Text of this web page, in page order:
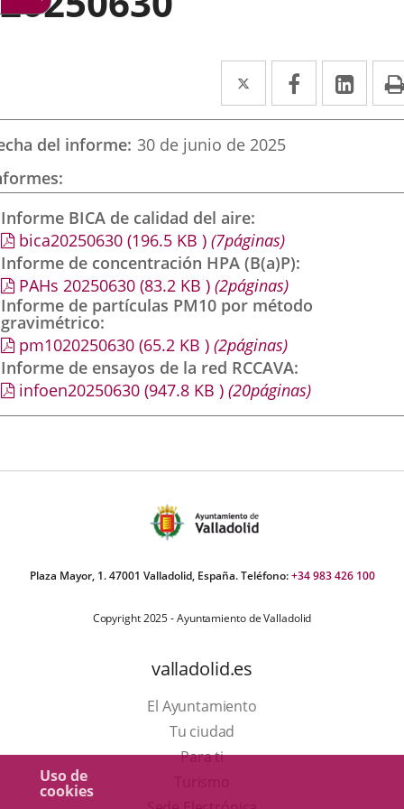
Uso de
cookies
Twitter
Enlace
a
una
externa.
Facebook
Enlace
a
externa.
a
del informe 30 de junio de 2025
Informe BICA de calidad del aire
bica20250630 (196.5 KB ) (7páginas)
Informe de concentración HPA (B(a)P)
PAHs 20250630 (83.2 KB ) (2páginas)
Informe de partículas PM10 por método
gravimétrico
pm1020250630 (65.2 KB ) (2páginas)
Informe de ensayos de la red RCCAVA
infoen20250630 (947.8 KB ) (20páginas)
Plaza Mayor, 1. 47001 Valladolid, España. Teléfono:+34 983 426 100
Copyright 2025 - Ayuntamiento de Valladolid
valladolid.es
El Ayuntamiento
Tu ciudad
Para ti